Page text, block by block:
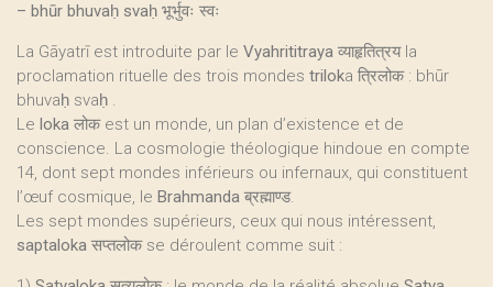
– bhūr bhuvaḥ svaḥ भूर्भुवः स्वः
La Gāyatrī est introduite par le Vyahrititraya व्याहृतित्रय la
proclamation rituelle des trois mondes triloka त्रिलोक : bhūr
bhuvaḥ svaḥ .
Le loka लोक est un monde, un plan d’existence et de
conscience. La cosmologie théologique hindoue en compte
14, dont sept mondes inférieurs ou infernaux, qui constituent
l’œuf cosmique, le Brahmanda ब्रह्माण्ड.
Les sept mondes supérieurs, ceux qui nous intéressent,
saptaloka सप्तलोक se déroulent comme suit :